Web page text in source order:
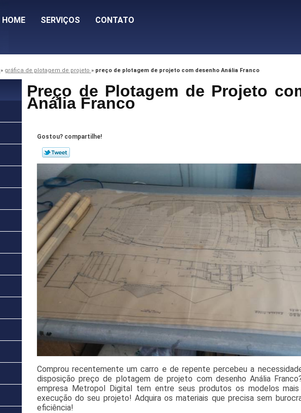
HOME SERVIÇOS CONTATO
» gráfica de plotagem de projeto » preço de plotagem de projeto com desenho Anália Franco
Preço de Plotagem de Projeto
Anália Franco
Gostou? compartilhe!
Comprou recentemente um carro e de repente percebeu a
disposição preço de plotagem de projeto com desenho Anália
empresa Metropol Digital tem entre seus produtos os modelos mais
execução do seu projeto! Adquira os materiais que precisa sem
eficiência!